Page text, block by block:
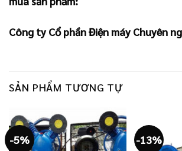
Công ty Cổ phần Điện máy Chuyên
SẢN PHẨM TƯƠNG TỰ
-5% -13%